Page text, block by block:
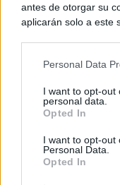
antes de otorgar su
aplicarán solo a este
rechazar tal
a este sitio y
parte inferior de la
Please note that this
services and may
not limited to your
Personal Data
I want to opt-out
personal data.
Opted In
I want to opt-out
Personal Data.
Opted In
en el año 1877, e
zonas no
ocurrió en nuestra
TE